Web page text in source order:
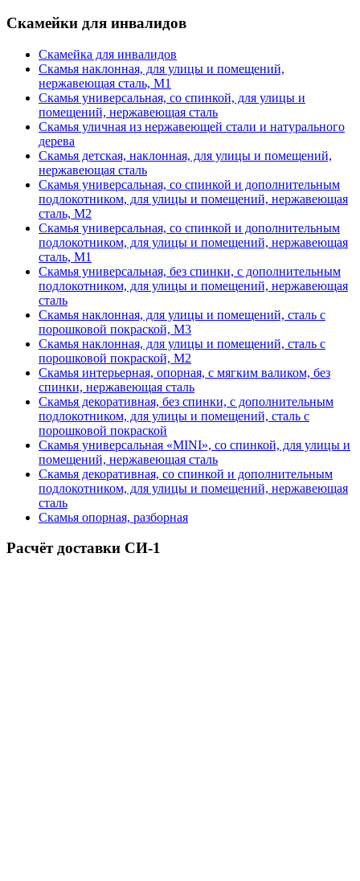
Скамейки для инвалидов
Скамейка для инвалидов
Скамья наклонная, для улицы и помещений,
нержавеющая сталь, М1
Скамья универсальная, со спинкой, для улицы и
помещений, нержавеющая сталь
Скамья уличная из нержавеющей стали и натурального
дерева
Скамья детская, наклонная, для улицы и помещений,
нержавеющая сталь
Скамья универсальная, со спинкой и дополнительным
подлокотником, для улицы и помещений, нержавеющая
сталь, М2
Скамья универсальная, со спинкой и дополнительным
подлокотником, для улицы и помещений, нержавеющая
сталь, М1
Скамья универсальная, без спинки, с дополнительным
подлокотником, для улицы и помещений, нержавеющая
сталь
Скамья наклонная, для улицы и помещений, сталь с
порошковой покраской, М3
Скамья наклонная, для улицы и помещений, сталь с
порошковой покраской, М2
Скамья интерьерная, опорная, с мягким валиком, без
спинки, нержавеющая сталь
Скамья декоративная, без спинки, с дополнительным
подлокотником, для улицы и помещений, сталь с
порошковой покраской
Скамья универсальная «MINI», со спинкой, для улицы и
помещений, нержавеющая сталь
Скамья декоративная, со спинкой и дополнительным
подлокотником, для улицы и помещений, нержавеющая
сталь
Скамья опорная, разборная
Расчёт доставки СИ-1